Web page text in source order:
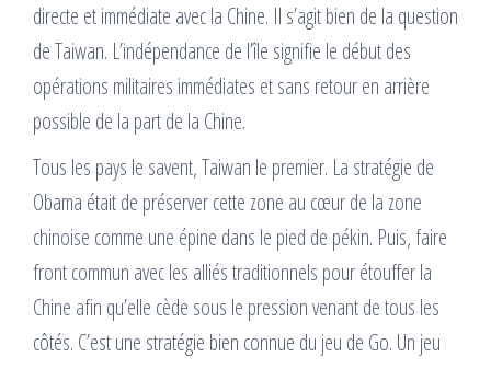
directe et immédiate avec la Chine. Il s’agit bien de la question
de Taiwan. L’indépendance de l’île signifie le début des
opérations militaires immédiates et sans retour en arrière
possible de la part de la Chine.
Tous les pays le savent, Taiwan le premier. La stratégie de
Obama était de préserver cette zone au cœur de la zone
chinoise comme une épine dans le pied de pékin. Puis, faire
front commun avec les alliés traditionnels pour étouffer la
Chine afin qu’elle cède sous le pression venant de tous les
côtés. C’est une stratégie bien connue du jeu de Go. Un jeu